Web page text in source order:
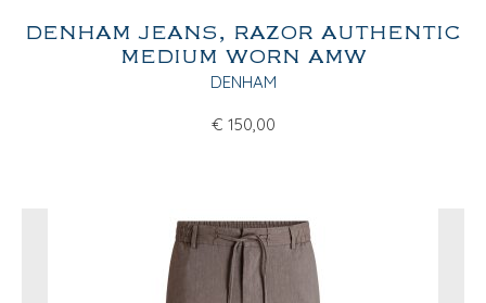
DENHAM JEANS, RAZOR AUTHENTIC
MEDIUM WORN AMW
DENHAM
€ 150,00